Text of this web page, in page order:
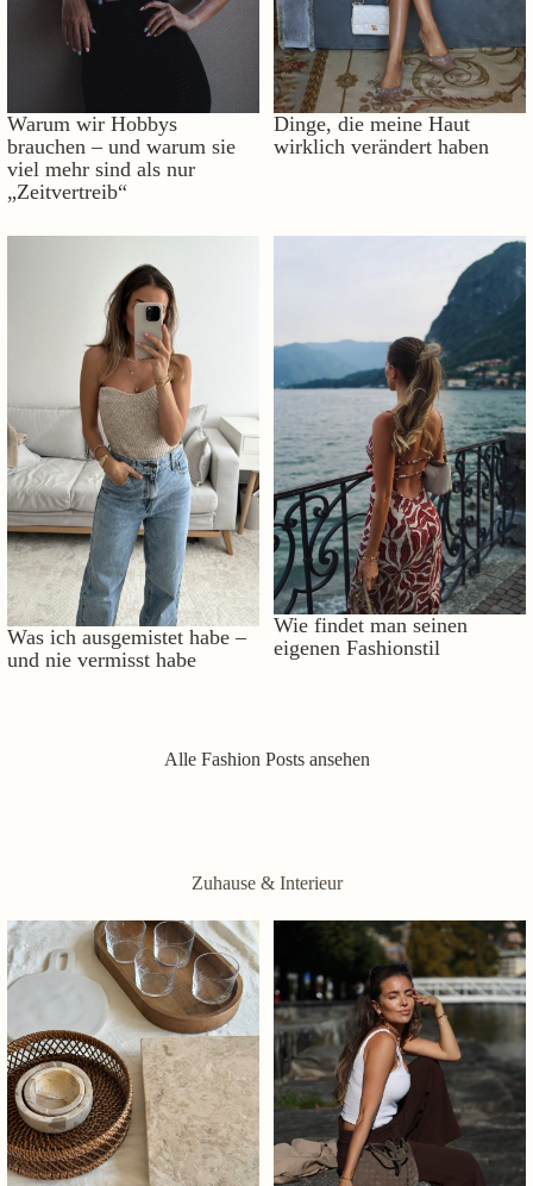
Warum wir Hobbys
brauchen – und warum sie
viel mehr sind als nur
„Zeitvertreib“
Dinge, die meine Haut
wirklich verändert haben
Was ich ausgemistet habe –
und nie vermisst habe
Wie findet man seinen
eigenen Fashionstil
Alle Fashion Posts ansehen
Zuhause & Interieur